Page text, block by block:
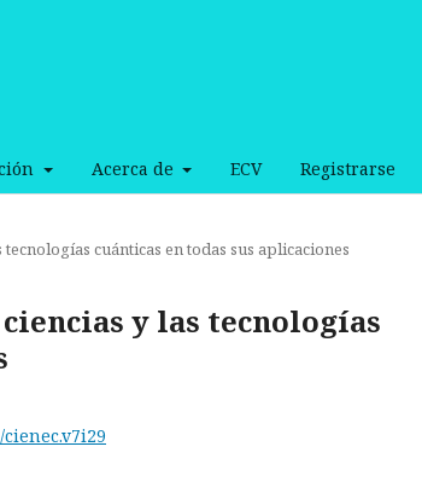
Acerca de ECV Registrarse
cuánticas en todas sus aplicaciones
ciencias y las tecnologías